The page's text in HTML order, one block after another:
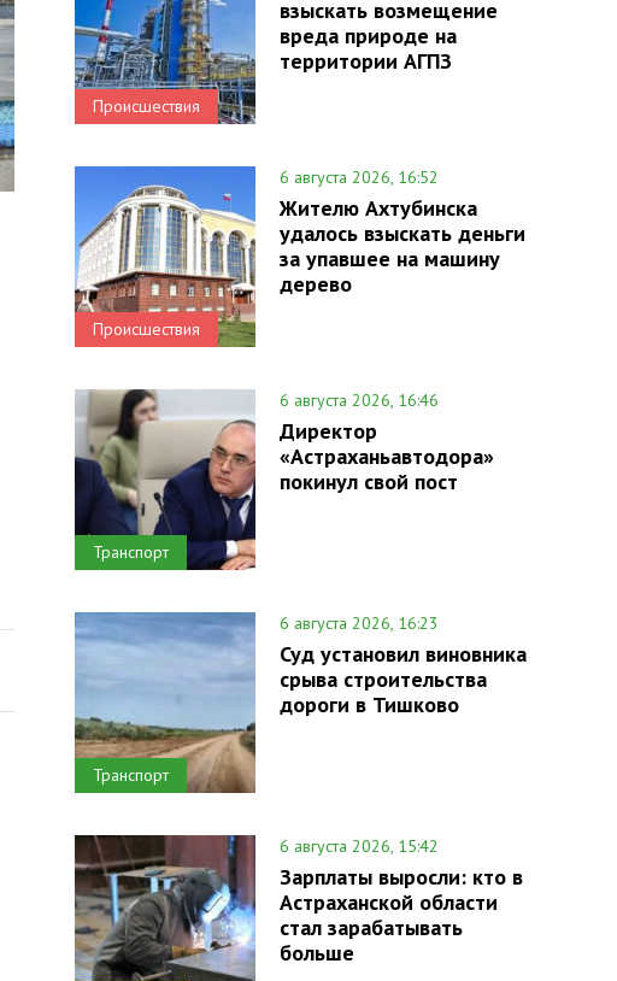
Происшествия
взыскать возмещение
вреда природе на
территории АГПЗ
Происшествия
6 августа 2026, 16:52
Жителю Ахтубинска
удалось взыскать деньги
за упавшее на машину
дерево
Транспорт
6 августа 2026, 16:46
Директор
«Астраханьавтодора»
покинул свой пост
Транспорт
6 августа 2026, 16:23
Суд установил виновника
срыва строительства
дороги в Тишково
6 августа 2026, 15:42
Зарплаты выросли: кто в
Астраханской области
стал зарабатывать
больше